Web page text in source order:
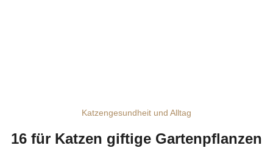
Katzengesundheit und Alltag
16 für Katzen giftige Gartenpflanzen